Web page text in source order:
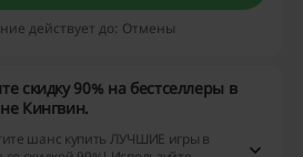
действует до: Отмены
скидку 90% на бестселлеры в
Кингвин.
шанс купить ЛУЧШИЕ игры в